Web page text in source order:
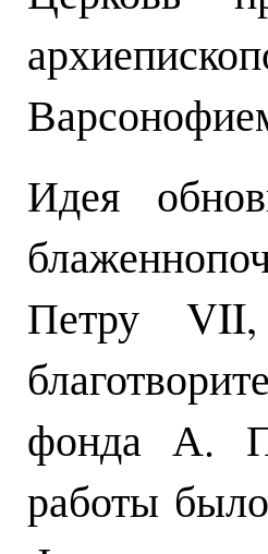
Идея
Петру
фонда А.
работы